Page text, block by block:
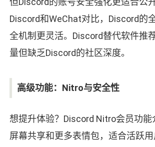
Discord和WeChat对比，Discord的
全机制更灵活。Discord替代软件推
量但缺乏Discord的社区深度。
高级功能：Nitro与安全性
想提升体验？Discord Nitro会员功能
屏幕共享和更多表情包，适合活跃